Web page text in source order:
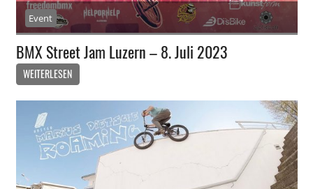
Event
BMX Street Jam Luzern – 8. Juli 2023
WEITERLESEN